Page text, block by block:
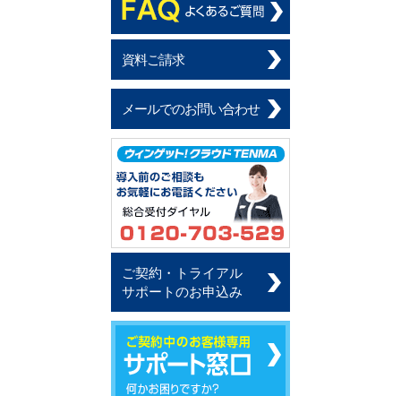
資料ご請求
メールでのお問い合わせ
ご契約・トライアル
サポートのお申込み